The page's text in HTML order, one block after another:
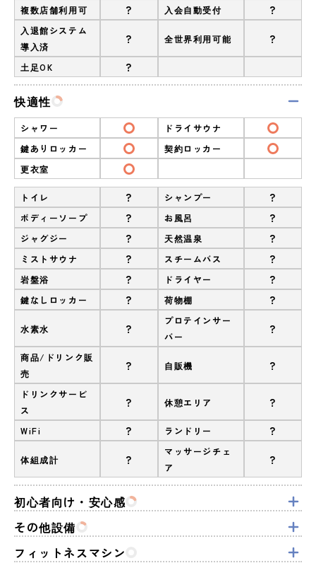
複数店舗利用可 ? 入会自動受付 ?
入退館システム
導入済
? 全世界利用可能 ?
土足OK ?
快適性
シャワー
ドライサウナ
鍵ありロッカー
契約ロッカー
更衣室
トイレ ? シャンプー ?
ボディーソープ ? お風呂 ?
ジャグジー ? 天然温泉 ?
ミストサウナ ? スチームバス ?
岩盤浴 ? ドライヤー ?
鍵なしロッカー ? 荷物棚 ?
水素水 ?
プロテインサー
バー
?
商品/ドリンク販
売
? 自販機 ?
ドリンクサービ
ス
? 休憩エリア ?
WiFi ? ランドリー ?
体組成計 ?
マッサージチェ
ア
?
初心者向け・安心感
その他設備
フィットネスマシン